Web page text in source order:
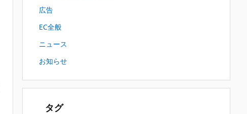
広告
EC全般
ニュース
お知らせ
タグ